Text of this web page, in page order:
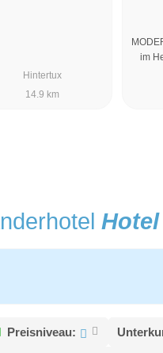
Hintertux
14.9 km
im
Preisniveau: